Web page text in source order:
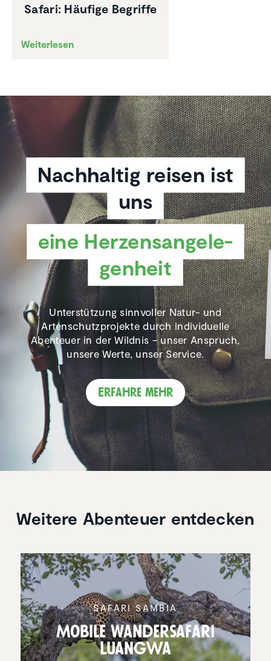
Safari: Häufige Begriffe
Weiterlesen
Nachhaltig reisen ist
uns
eine Herzens­an­ge­le­
gen­heit
Unterstützung sinnvoller Natur- und
Artenschutzprojekte durch individuelle
Abenteuer in der Wildnis – unser Anspruch,
unsere Werte, unser Service.
Erfahre mehr
Weitere Abenteuer entdecken
SAFARI SAMBIA
Mobile Wander­sa­fari
Luangwa